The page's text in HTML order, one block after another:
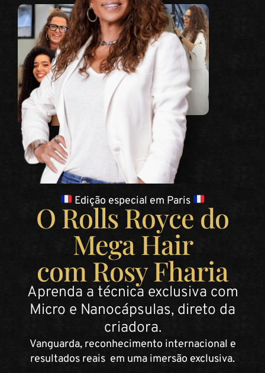
Edição especial em Paris
O Rolls Royce do
Mega Hair
com Rosy Fharia
Aprenda a técnica exclusiva com
Micro e Nanocápsulas, direto da
criadora.
Vanguarda, reconhecimento internacional e
resultados reais em uma imersão exclusiva.